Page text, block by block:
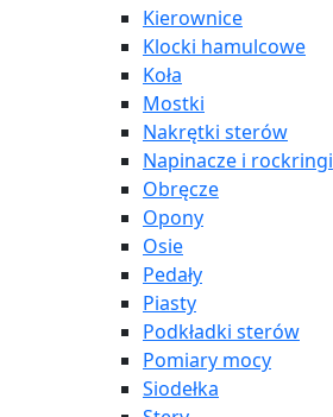
Kierownice
Klocki hamulcowe
Koła
Mostki
Nakrętki sterów
Napinacze i rockringi
Obręcze
Opony
Osie
Pedały
Piasty
Podkładki sterów
Pomiary mocy
Siodełka